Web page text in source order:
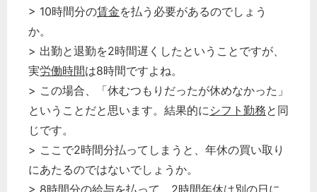
> 10時間分の賃金を払う必要があるのでしょう
か。
> 出勤と退勤を2時間遅くしたということですが、
実労働時間は8時間ですよね。
> この場合、「休むつもりだったが休めなかった」
ということだと思います。結果的にシフト勤務と同
じです。
> ここで2時間分払ってしまうと、年休の買い取り
にあたるのではないでしょうか。